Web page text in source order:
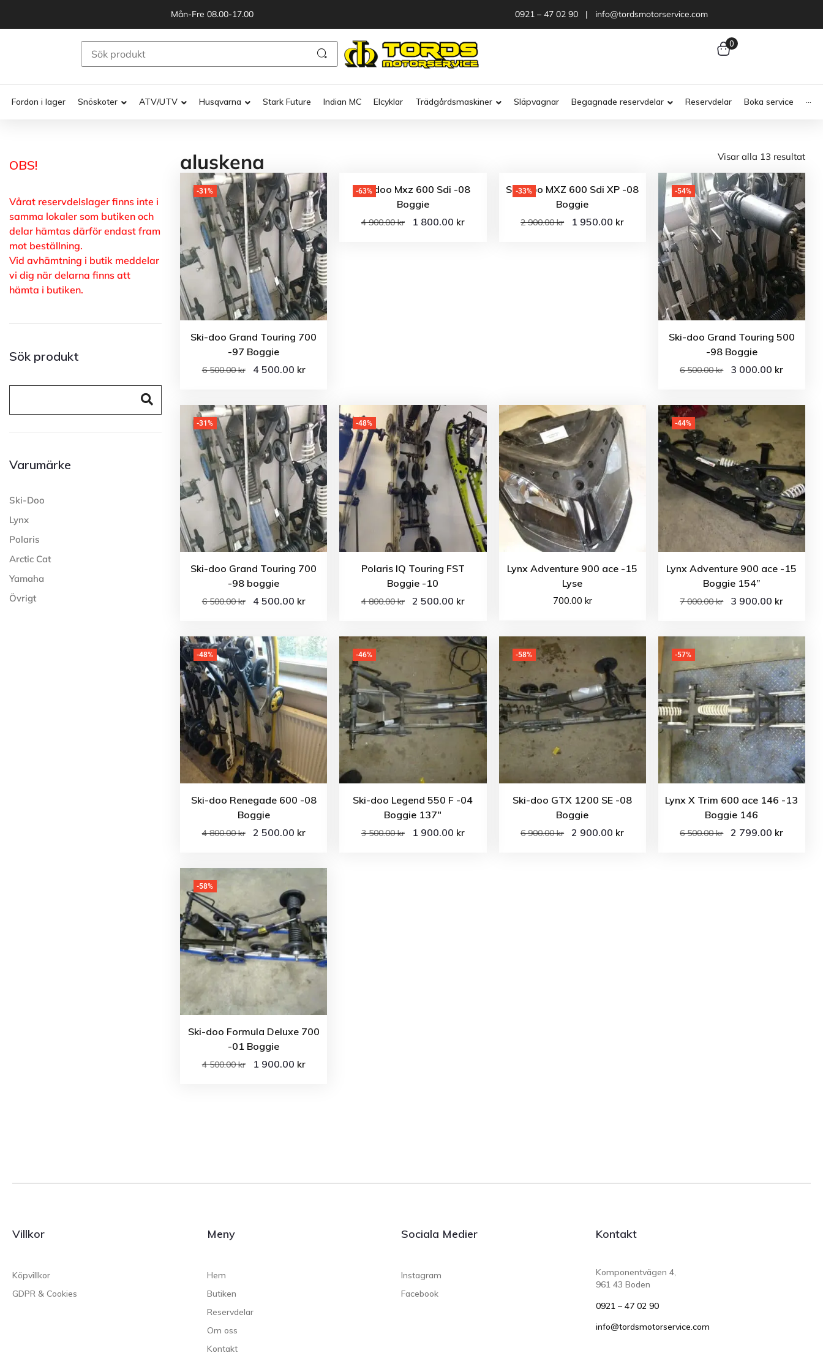
Mån-Fre 08.00-17.00 0921 – 47 02 90 | info@tordsmotorservice.com
0
Fordon i lager Snöskoter ATV/UTV Husqvarna Stark Future Indian MC Elcyklar Trädgårdsmaskiner Släpvagnar Begagnade reservdelar Reservdelar Boka service ···
OBS!
Vårat reservdelslager finns inte i
samma lokaler som butiken och
delar hämtas därför endast fram
mot beställning.
Vid avhämtning i butik meddelar
vi dig när delarna finns att
hämta i butiken.
Sök produkt
Varumärke
Ski-Doo
Lynx
Polaris
Arctic Cat
Yamaha
Övrigt
aluskena Visar alla 13 resultat
-31%
Ski-doo Grand Touring 700
-97 Boggie
6 500.00kr 4 500.00 kr
-63%
Ski-doo Mxz 600 Sdi -08
Boggie
4 900.00kr 1 800.00 kr
-33%
Ski-Doo MXZ 600 Sdi XP -08
Boggie
2 900.00kr 1 950.00 kr
-54%
Ski-doo Grand Touring 500
-98 Boggie
6 500.00kr 3 000.00 kr
-31%
Ski-doo Grand Touring 700
-98 boggie
6 500.00kr 4 500.00 kr
-48%
Polaris IQ Touring FST
Boggie -10
4 800.00kr 2 500.00 kr
Lynx Adventure 900 ace -15
Lyse
700.00 kr
-44%
Lynx Adventure 900 ace -15
Boggie 154”
7 000.00kr 3 900.00 kr
-48%
Ski-doo Renegade 600 -08
Boggie
4 800.00kr 2 500.00 kr
-46%
Ski-doo Legend 550 F -04
Boggie 137″
3 500.00kr 1 900.00 kr
-58%
Ski-doo GTX 1200 SE -08
Boggie
6 900.00kr 2 900.00 kr
-57%
Lynx X Trim 600 ace 146 -13
Boggie 146
6 500.00kr 2 799.00 kr
-58%
Ski-doo Formula Deluxe 700
-01 Boggie
4 500.00kr 1 900.00 kr
Villkor
Köpvillkor
GDPR & Cookies
Meny
Hem
Butiken
Reservdelar
Om oss
Kontakt
Sociala Medier
Instagram
Facebook
Kontakt
Komponentvägen 4,
961 43 Boden
0921 – 47 02 90
info@tordsmotorservice.com